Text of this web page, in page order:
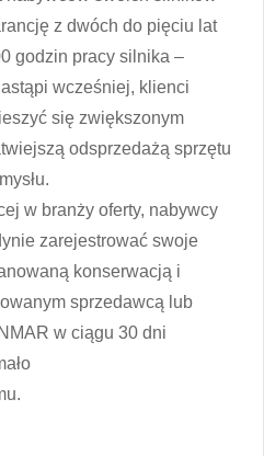
z dwóch do pięciu lat
godzin pracy silnika –
wcześniej, klienci
się zwiększonym
odsprzedażą sprzętu
w branży oferty, nabywcy
zarejestrować swoje
konserwacją i
sprzedawcą lub
w ciągu 30 dni